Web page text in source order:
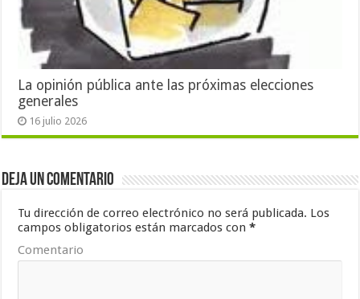
La opinión pública ante las próximas elecciones
generales
16 julio 2026
Deja un comentario
Tu dirección de correo electrónico no será publicada. Los
campos obligatorios están marcados con*
Comentario